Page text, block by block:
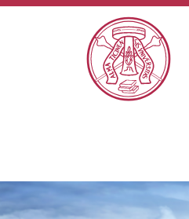
Salta al contenuto principale